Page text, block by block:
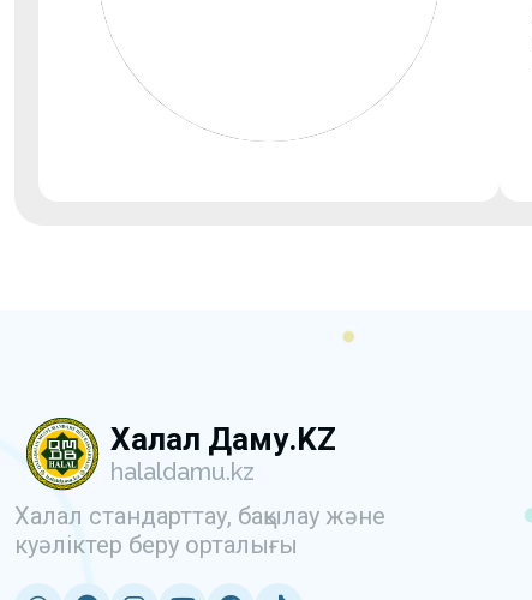
Халал Даму.KZ
halaldamu.kz
Халал стандарттау, бақылау және
куәліктер беру орталығы